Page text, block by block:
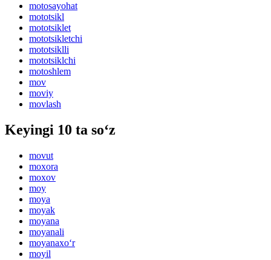
motosayohat
mototsikl
mototsiklet
mototsikletchi
mototsiklli
mototsiklchi
motoshlem
mov
moviy
movlash
Keyingi 10 ta so‘z
movut
moxora
moxov
moy
moya
moyak
moyana
moyanali
moyanaxo‘r
moyil